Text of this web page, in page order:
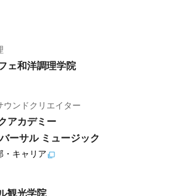
ェ和洋調理学院
ウンドクリエイター
アカデミー
ーサル ミュージック
・キャリア
観光学院